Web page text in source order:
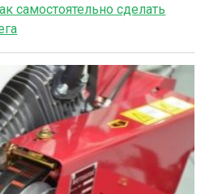
самостоятельно сделать